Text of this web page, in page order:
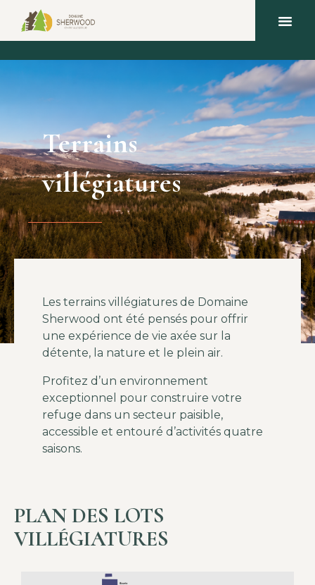
Terrains
villégiatures
Les terrains villégiatures de Domaine
Sherwood ont été pensés pour offrir
une expérience de vie axée sur la
détente, la nature et le plein air.
Profitez d’un environnement
exceptionnel pour construire votre
refuge dans un secteur paisible,
accessible et entouré d’activités quatre
saisons.
PLAN DES LOTS
VILLÉGIATURES